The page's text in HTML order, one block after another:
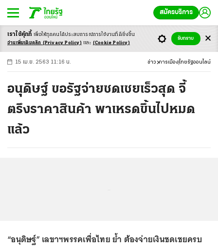
สมัครบริการ
-ก ก ก+
15 เม.ย. 2563 11:16 น. ข่าว การเมือง ไทยรัฐออนไลน์
อนุดิษฐ์ ขอรัฐจ่ายชดเชยเร็วสุด จี้
ตรึงราคาสินค้า พาเหรดขึ้นไปหมด
แล้ว
“อนุดิษฐ์” เลขาฯพรรคเพื่อไทย ย้ำ ต้องจ่ายเงินชดเชยครบ
เราใช้คุ้กกี้ เพื่อให้ทุกคนได้ประสบการณ์การใช้งานที่ดียิ่งขึ้น
อ่านเพิ่มเติมคลิก (Privacy Policy) และ (Cookie Policy)
รับทราบ